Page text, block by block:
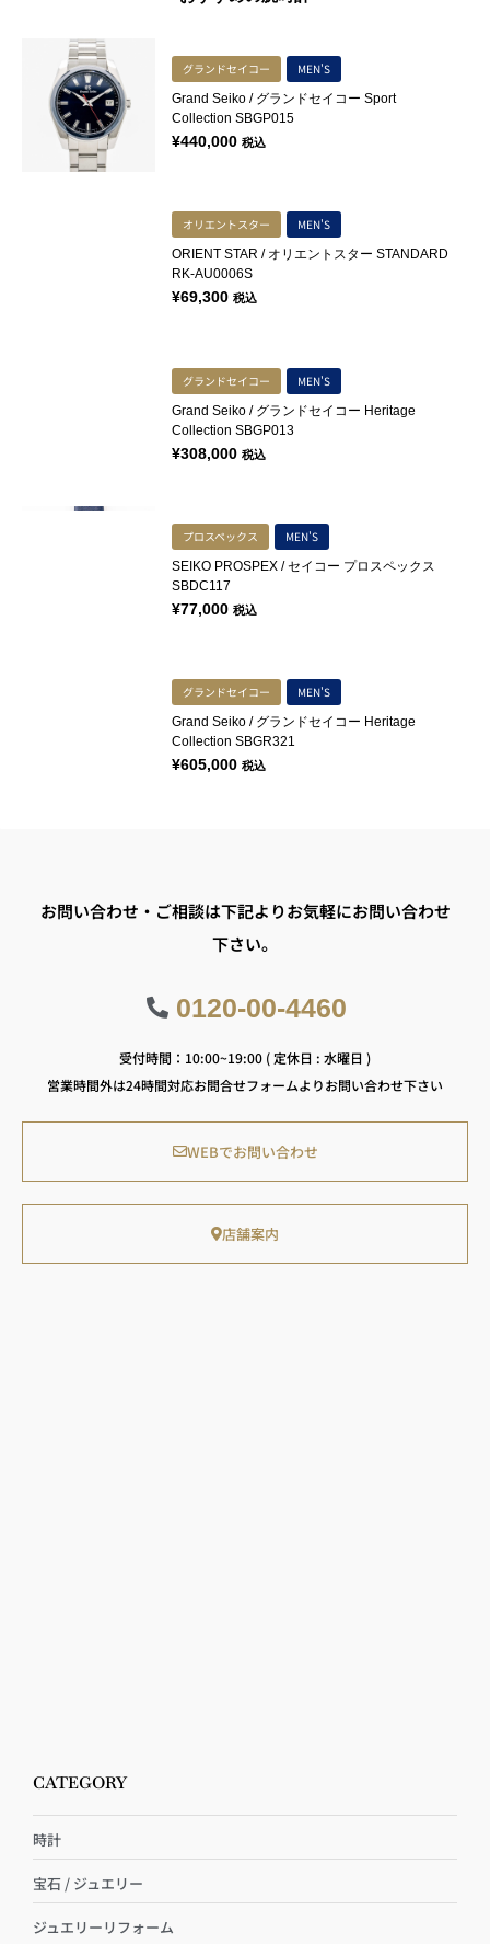
グランドセイコー MEN'S
Grand Seiko / グランドセイコー Sport
Collection SBGP015
¥440,000 税込
オリエントスター MEN'S
ORIENT STAR / オリエントスター STANDARD
RK-AU0006S
¥69,300 税込
グランドセイコー MEN'S
Grand Seiko / グランドセイコー Heritage
Collection SBGP013
¥308,000 税込
プロスペックス MEN'S
SEIKO PROSPEX / セイコー プロスペックス
SBDC117
¥77,000 税込
グランドセイコー MEN'S
Grand Seiko / グランドセイコー Heritage
Collection SBGR321
¥605,000 税込
お問い合わせ・ご相談は下記よりお気軽にお問い合わせ
下さい。
0120-00-4460
受付時間：10:00~19:00 ( 定休日 : 水曜日 )
営業時間外は24時間対応お問合せフォームよりお問い合わせ下さい
WEBでお問い合わせ
店舗案内
CATEGORY
時計
宝石 / ジュエリー
ジュエリーリフォーム